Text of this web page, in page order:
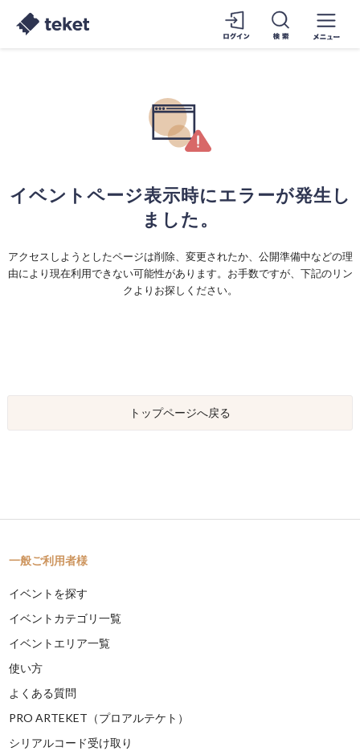
イベントページ表示時にエラーが発生し
ました。
アクセスしようとしたページは削除、変更されたか、公開準備中などの理
由により現在利用できない可能性があります。お手数ですが、下記のリン
クよりお探しください。
トップページへ戻る
一般ご利用者様
イベントを探す
イベントカテゴリ一覧
イベントエリア一覧
使い方
よくある質問
PRO ARTEKET（プロアルテケト）
シリアルコード受け取り